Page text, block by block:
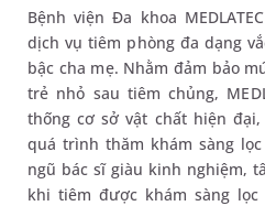
Bệnh viện Đa khoa
dịch vụ tiêm phòng đa dạng
bậc cha mẹ. Nhằm đảm bảo
trẻ nhỏ sau tiêm chủng,
thống cơ sở vật chất hiện
quá trình thăm khám sàng
ngũ bác sĩ giàu kinh nghiệm,
khi tiêm được khám sàng